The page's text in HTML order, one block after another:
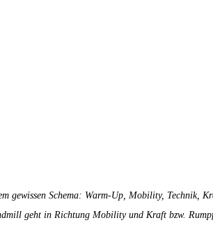
gewissen Schema: Warm-Up, Mobility,
geht in Richtung Mobility und Kraft bzw.